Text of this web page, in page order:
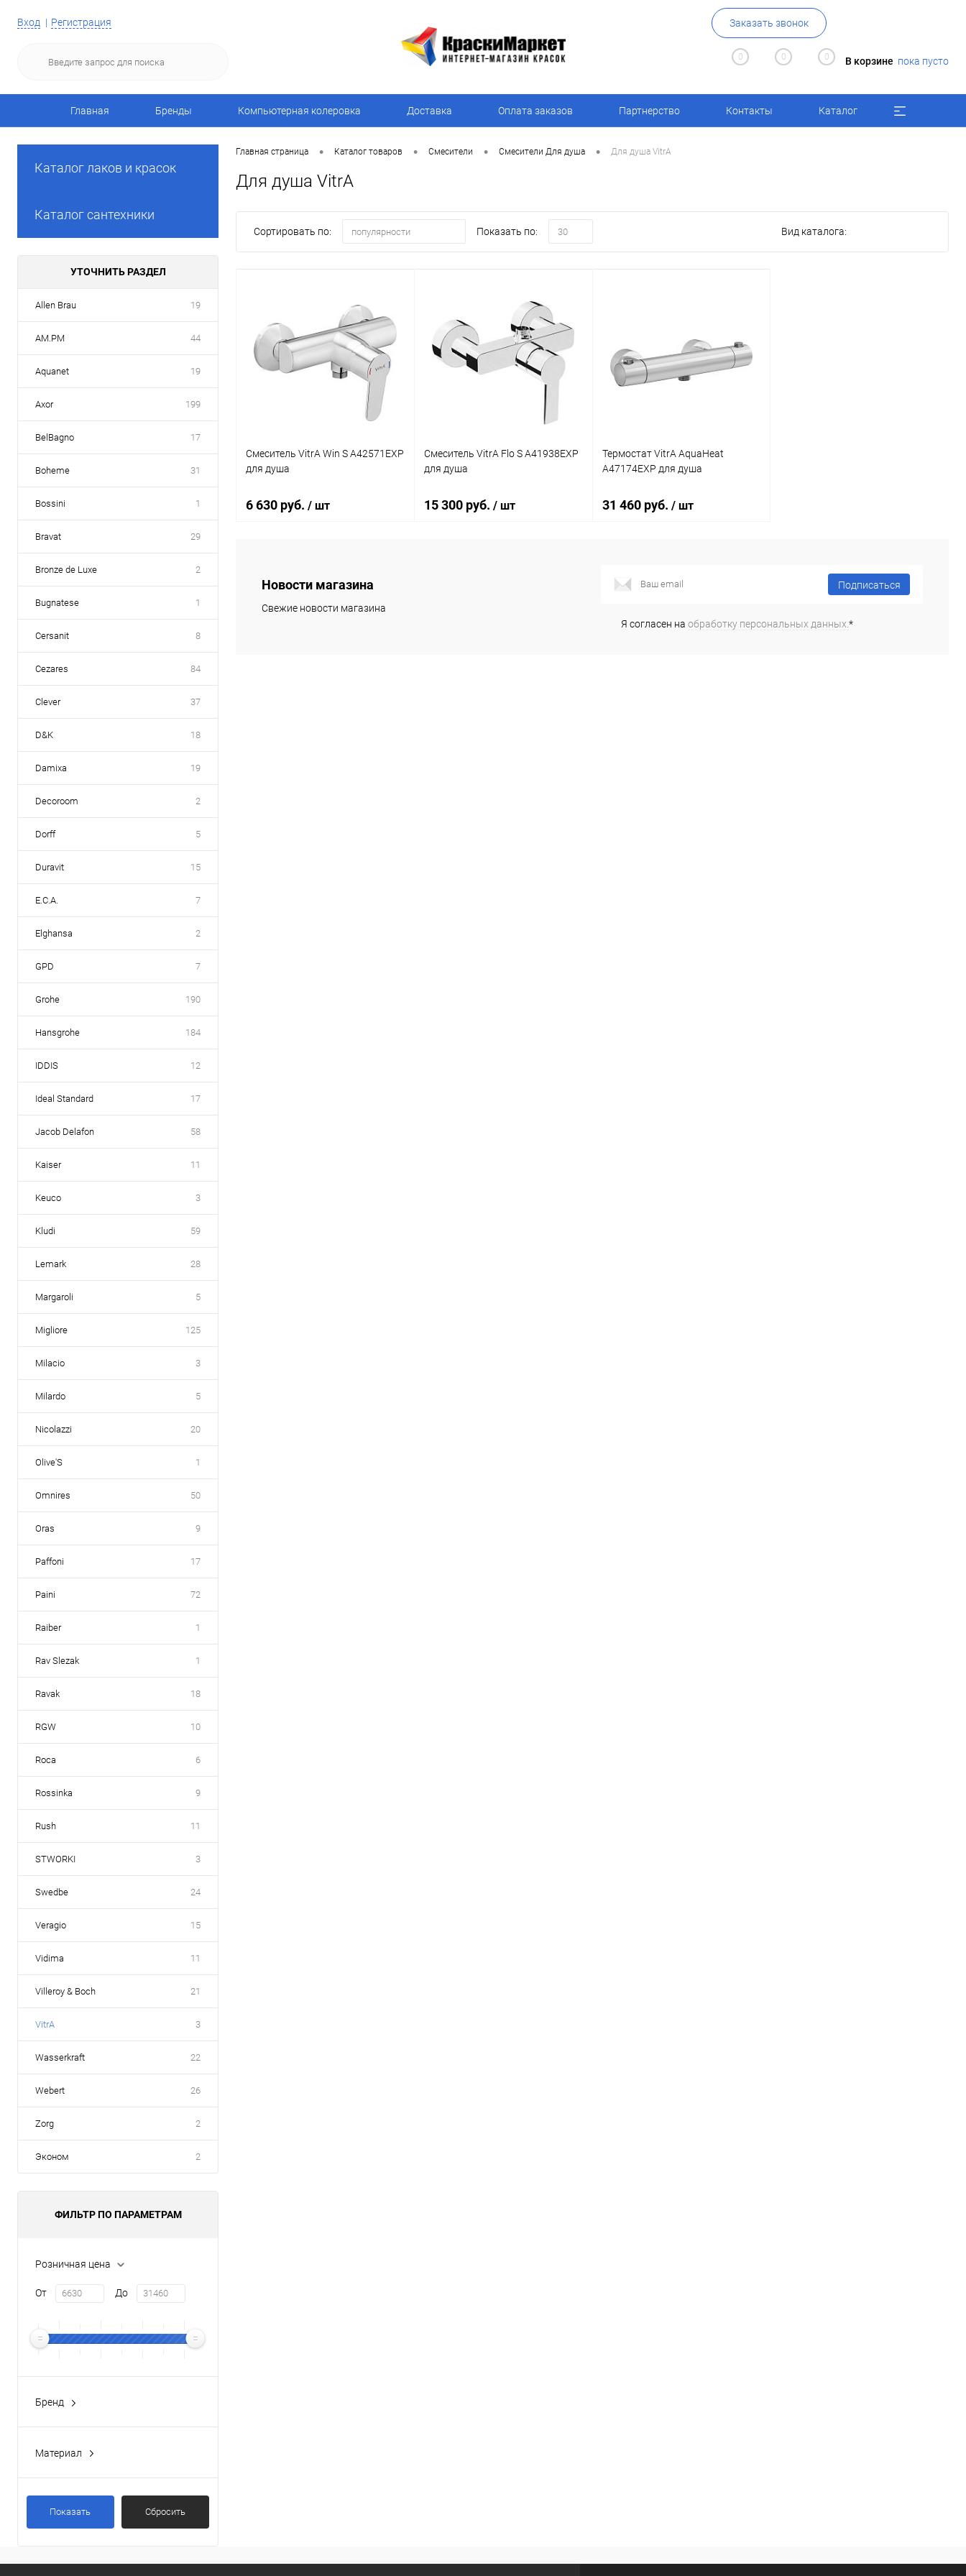
Вход Регистрация Заказать звонок
0 0 0 В корзине пока пусто
Главная Бренды Компьютерная колеровка Доставка Оплата заказов Партнерство Контакты Каталог
Каталог лаков и красок
Каталог сантехники
УТОЧНИТЬ РАЗДЕЛ
Allen Brau 19
AM.PM 44
Aquanet 19
Axor 199
BelBagno 17
Boheme 31
Bossini 1
Bravat 29
Bronze de Luxe 2
Bugnatese 1
Cersanit 8
Cezares 84
Clever 37
D&K 18
Damixa 19
Decoroom 2
Dorff 5
Duravit 15
E.C.A. 7
Elghansa 2
GPD 7
Grohe 190
Hansgrohe 184
IDDIS 12
Ideal Standard 17
Jacob Delafon 58
Kaiser 11
Keuco 3
Kludi 59
Lemark 28
Margaroli 5
Migliore 125
Milacio 3
Milardo 5
Nicolazzi 20
Olive'S 1
Omnires 50
Oras 9
Paffoni 17
Paini 72
Raiber 1
Rav Slezak 1
Ravak 18
RGW 10
Roca 6
Rossinka 9
Rush 11
STWORKI 3
Swedbe 24
Veragio 15
Vidima 11
Villeroy & Boch 21
VitrA 3
Wasserkraft 22
Webert 26
Zorg 2
Эконом 2
ФИЛЬТР ПО ПАРАМЕТРАМ
Розничная цена
От До
Бренд
Материал
Показать Сбросить
Главная страница • Каталог товаров • Смесители • Смесители Для душа • Для душа VitrA
Для душа VitrA
Сортировать по: популярности Показать по: 30 Вид каталога:
Смеситель VitrA Win S A42571EXP
для душа
6 630 руб. / шт
Купить в 1 клик
Смеситель VitrA Flo S A41938EXP
для душа
15 300 руб. / шт
Термостат VitrA AquaHeat
A47174EXP для душа
31 460 руб. / шт
В избранное Под заказ
Новости магазина
Свежие новости магазина
Подписаться
Я согласен на обработку персональных данных. *